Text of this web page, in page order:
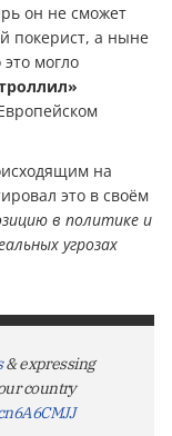
он не сможет
покерист, а ныне
могло
на
это в своём
в политике и
угрозах
& expressing
country